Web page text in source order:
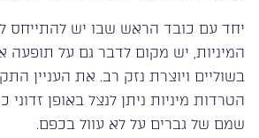
יחד עם כובד הראש שבו יש להתייחס
המיניות, יש מקום לדבר גם על תופעה
בשוליים ויוצרת נזק רב. את העניין
הטרדות מיניות ניתן לנצל באופן
שמם של גברים על לא עוול בכפם.